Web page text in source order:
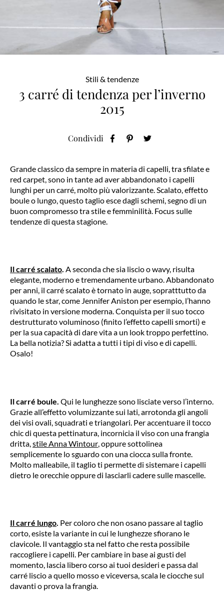
Stili & tendenze
3 carré di tendenza per l’inverno
2015
Condividi
Grande classico da sempre in materia di capelli, tra sfilate e
red carpet, sono in tante ad aver abbandonato i capelli
lunghi per un carré, molto più valorizzante. Scalato, effetto
boule o lungo, questo taglio esce dagli schemi, segno di un
buon compromesso tra stile e femminilità. Focus sulle
tendenze di questa stagione.
Il carré scalato. A seconda che sia liscio o wavy, risulta
elegante, moderno e tremendamente urbano. Abbandonato
per anni, il carré scalato è tornato in auge, sopratttutto da
quando le star, come Jennifer Aniston per esempio, l’hanno
rivisitato in versione moderna. Conquista per il suo tocco
destrutturato voluminoso (finito l’effetto capelli smorti) e
per la sua capacità di dare vita a un look troppo perfettino.
La bella notizia? Si adatta a tutti i tipi di viso e di capelli.
Osalo!
Il carré boule. Qui le lunghezze sono lisciate verso l’interno.
Grazie all’effetto volumizzante sui lati, arrotonda gli angoli
dei visi ovali, squadrati e triangolari. Per accentuare il tocco
chic di questa pettinatura, incornicia il viso con una frangia
dritta, stile Anna Wintour , oppure sottolinea
semplicemente lo sguardo con una ciocca sulla fronte.
Molto malleabile, il taglio ti permette di sistemare i capelli
dietro le orecchie oppure di lasciarli cadere sulle mascelle.
Il carré lungo. Per coloro che non osano passare al taglio
corto, esiste la variante in cui le lunghezze sfiorano le
clavicole. Il vantaggio sta nel fatto che resta possibile
raccogliere i capelli. Per cambiare in base ai gusti del
momento, lascia libero corso ai tuoi desideri e passa dal
carré liscio a quello mosso e viceversa, scala le ciocche sul
davanti o prova la frangia.